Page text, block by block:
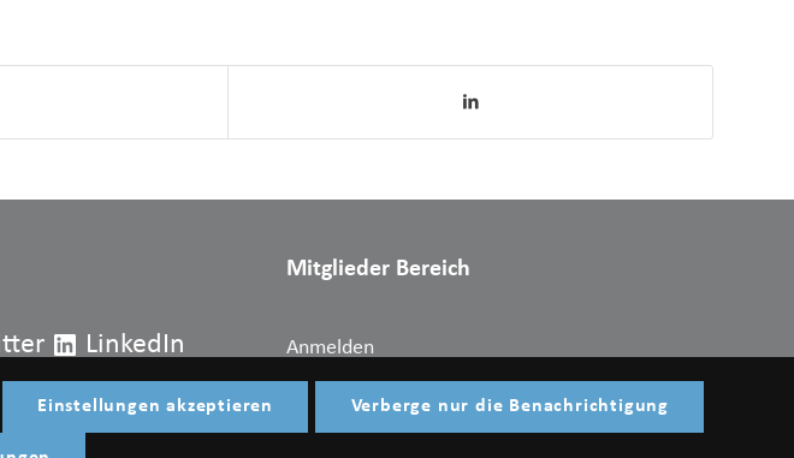
LinkedIn
Mitglieder Bereich
Anmelden
Einstellungen akzeptieren Verberge nur die Benachrichtigung